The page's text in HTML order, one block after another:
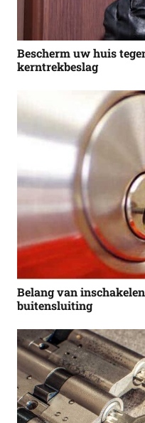
Bescherm uw huis
kerntrekbeslag
Belang van
buitensluiting